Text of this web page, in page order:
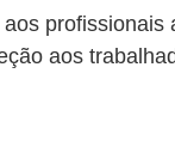
profissionais
aos